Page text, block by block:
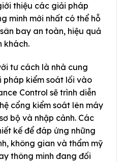
thiệu các giải pháp
minh mới nhất có thể hỗ
bay an toàn, hiệu quả
khách.
tư cách là nhà cung
kiểm soát lối vào
Control sẽ trình diễn
cổng kiểm soát lên máy
bộ và nhập cảnh. Các
kế để đáp ứng những
không gian và thẩm mỹ
thông minh đang đối